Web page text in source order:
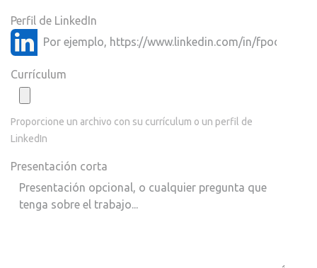
Perfil de LinkedIn
Currículum
Proporcione un archivo con su currículum o un perfil de
LinkedIn
Presentación corta